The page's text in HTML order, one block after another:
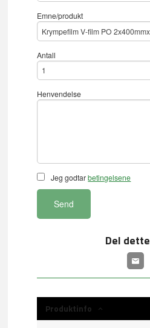
Emne/produkt
Antall
Henvendelse
Jeg godtarbetingelsene
Send
Del dette
Produktinfo